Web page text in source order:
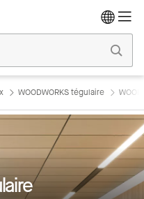
WOODWORKS tégulaire